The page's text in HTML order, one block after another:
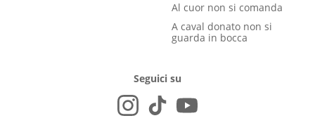
Al cuor non si comanda
A caval donato non si
guarda in bocca
Seguici su